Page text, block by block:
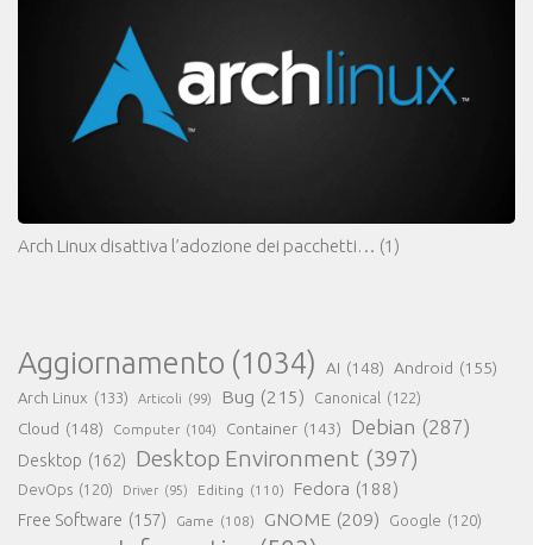
Arch Linux disattiva l’adozione dei pacchetti… (1)
Aggiornamento (1034) AI (148) Android (155)
Arch Linux (133) Articoli (99) Bug (215) Canonical (122)
Cloud (148) Computer (104) Container (143) Debian (287)
Desktop (162) Desktop Environment (397)
DevOps (120) Driver (95) Editing (110) Fedora (188)
Free Software (157) Game (108) GNOME (209) Google (120)